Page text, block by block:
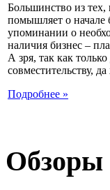
Большинство из тех,
помышляет о начале
упоминании о
наличия бизнес –
А зря, так как
совместительству,
Подробнее »
Обзоры